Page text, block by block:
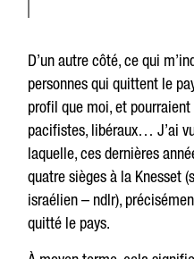
D’un autre côté, ce qui
personnes qui quittent le
profil que moi, et
pacifistes, libéraux… J’ai
laquelle, ces dernières
quatre sièges à la Knesset
israélien – ndlr),
quitté le pays.